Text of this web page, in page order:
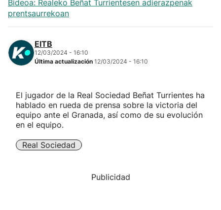
Carreras de montaña
Más deportes
Bideoa: Realeko Beñat Turrientesen adierazpenak
prentsaurrekoan
EITB
12/03/2024 - 16:10
Última actualización 12/03/2024 - 16:10
El jugador de la Real Sociedad Beñat Turrientes ha
hablado en rueda de prensa sobre la victoria del
equipo ante el Granada, así como de su evolución
en el equipo.
Real Sociedad
Publicidad